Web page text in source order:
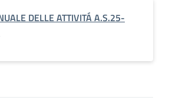
DELLE ATTIVITÁ A.S.25-